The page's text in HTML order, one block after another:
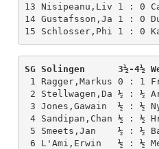
13 Nisipeanu,Liv 1 : 0
14 Gustafsson,Ja 1 : 0
SG Solingen      3½-4½
4 Sandipan,Chan ½ : ½ Hracek,Zbynek  6
6 L'Ami,Erwin   ½ : ½ Meins,Gerlef   9